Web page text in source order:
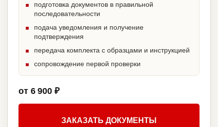
подготовка документов в правильной
последовательности
подача уведомления и получение
подтверждения
передача комплекта с образцами и инструкцией
сопровождение первой проверки
от 6 900 ₽
ЗАКАЗАТЬ ДОКУМЕНТЫ